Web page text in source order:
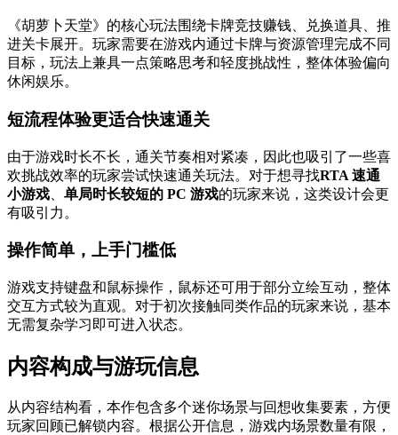
《胡萝卜天堂》的核心玩法围绕卡牌竞技赚钱、兑换道具、推
进关卡展开。玩家需要在游戏内通过卡牌与资源管理完成不同
目标，玩法上兼具一点策略思考和轻度挑战性，整体体验偏向
休闲娱乐。
短流程体验更适合快速通关
由于游戏时长不长，通关节奏相对紧凑，因此也吸引了一些喜
欢挑战效率的玩家尝试快速通关玩法。对于想寻找RTA 速通
小游戏
单局时长较短的 PC 游戏的玩家来说，这类设计会更
有吸引力。
操作简单，上手门槛低
游戏支持键盘和鼠标操作，鼠标还可用于部分立绘互动，整体
交互方式较为直观。对于初次接触同类作品的玩家来说，基本
无需复杂学习即可进入状态。
内容构成与游玩信息
从内容结构看，本作包含多个迷你场景与回想收集要素，方便
玩家回顾已解锁内容。根据公开信息，游戏内场景数量有限，